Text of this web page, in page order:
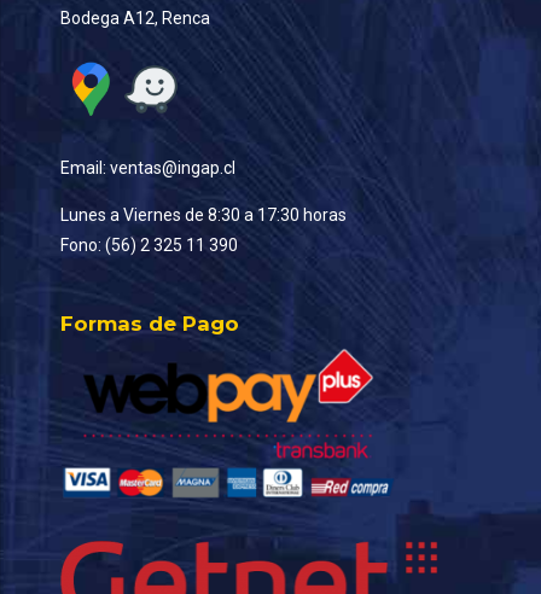
Bodega A12, Renca
Email: ventas@ingap.cl
Lunes a Viernes de 8:30 a 17:30 horas
Fono: (56) 2 325 11 390
Formas de Pago